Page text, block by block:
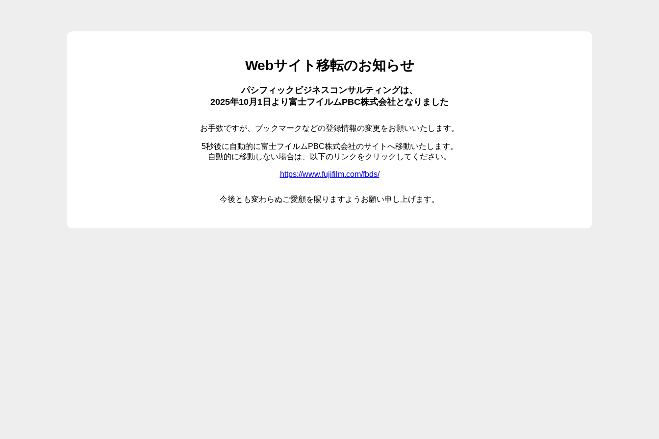
Webサイト移転のお知らせ
パシフィックビジネスコンサルティングは、
2025年10月1日より富士フイルムPBC株式会社となりました
お手数ですが、ブックマークなどの登録情報の変更をお願いいたします。
5秒後に自動的に富士フイルムPBC株式会社のサイトへ移動いたします。
自動的に移動しない場合は、以下のリンクをクリックしてください。
https://www.fujifilm.com/fbds/
今後とも変わらぬご愛顧を賜りますようお願い申し上げます。